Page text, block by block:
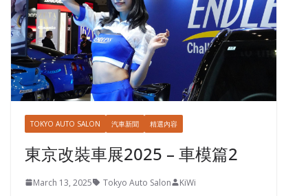
TOKYO AUTO SALON 汽車新聞 精選內容
東京改裝車展2025 – 車模篇2
March 13, 2025 Tokyo Auto Salon KiWi